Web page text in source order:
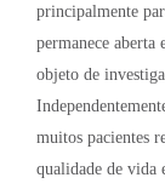
principalmente
permanece aberta
objeto de
muitos pacientes
qualidade de vida